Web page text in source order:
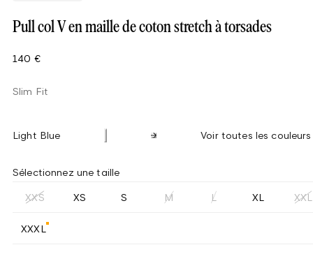
Pull col V en maille de coton stretch à torsades
140 €
Slim Fit
Light Blue Voir toutes les couleurs
Sélectionnez une taille
XXS XS S M L XL XXL
XXXL